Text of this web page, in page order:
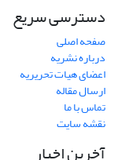
دسترسی سریع
صفحه اصلی
درباره نشریه
اعضای هیات تحریریه
ارسال مقاله
تماس با ما
نقشه سایت
آخرین اخبار